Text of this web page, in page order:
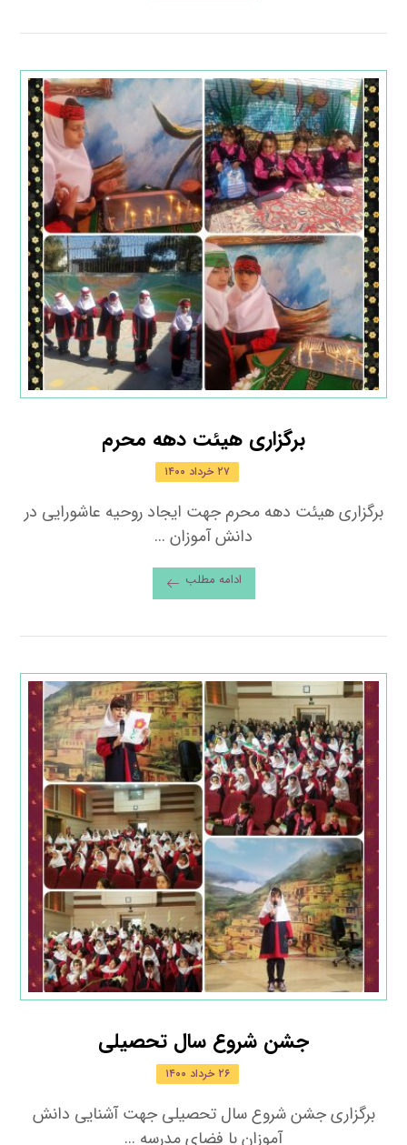
برگزاری هیئت دهه محرم
۲۷ خرداد ۱۴۰۰
برگزاری هیئت دهه محرم جهت ایجاد روحیه عاشورایی در
دانش آموزان ...
ادامه مطلب
جشن شروع سال تحصیلی
۲۶ خرداد ۱۴۰۰
برگزاری جشن شروع سال تحصیلی جهت آشنایی دانش
آموزان با فضای مدرسه ...